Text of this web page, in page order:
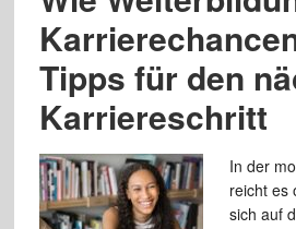
Tipps für den
Karriereschritt
In der
reicht es
sich auf